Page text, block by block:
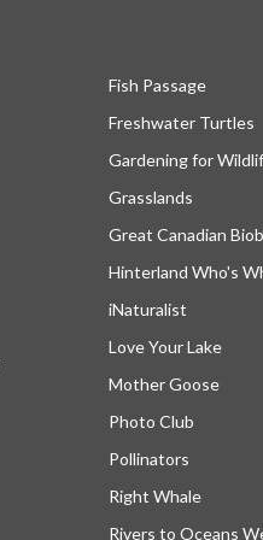
Fish Passage
Freshwater Turtles
Gardening for
Grasslands
Great Canadian
Hinterland Who's
iNaturalist
Love Your Lake
Mother Goose
Photo Club
Pollinators
Right Whale
Rivers to Oceans